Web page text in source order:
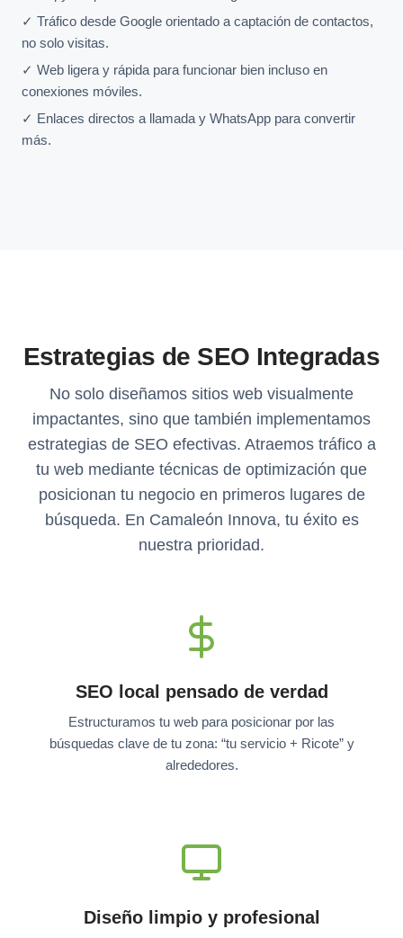
✓ Tráfico desde Google orientado a captación de contactos,
no solo visitas.
✓ Web ligera y rápida para funcionar bien incluso en
conexiones móviles.
✓ Enlaces directos a llamada y WhatsApp para convertir
más.
Estrategias de SEO Integradas
No solo diseñamos sitios web visualmente
impactantes, sino que también implementamos
estrategias de SEO efectivas. Atraemos tráfico a
tu web mediante técnicas de optimización que
posicionan tu negocio en primeros lugares de
búsqueda. En Camaleón Innova, tu éxito es
nuestra prioridad.
SEO local pensado de verdad
Estructuramos tu web para posicionar por las
búsquedas clave de tu zona: “tu servicio + Ricote” y
alrededores.
Diseño limpio y profesional